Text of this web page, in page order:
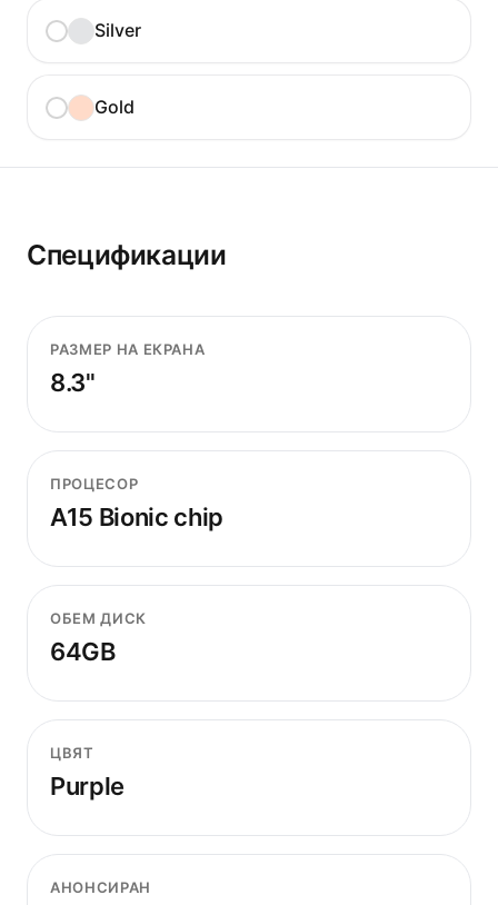
Silver
Gold
Спецификации
РАЗМЕР НА ЕКРАНА
8.3"
ПРОЦЕСОР
A15 Bionic chip
ОБЕМ ДИСК
64GB
ЦВЯТ
Purple
АНОНСИРАН